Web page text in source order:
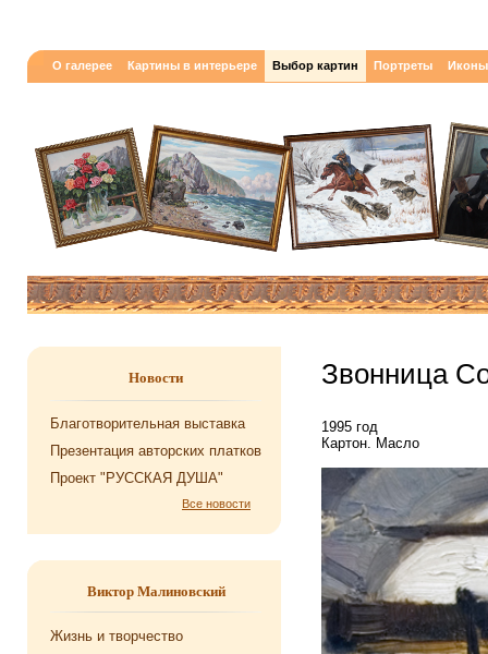
О галерее Картины в интерьере Выбор картин Портреты Иконы
Новости
Благотворительная выставка
Презентация авторских платков
Проект "РУССКАЯ ДУША"
Все новости
Виктор Малиновский
Жизнь и творчество
Звонница
1995 год
Картон. Масло